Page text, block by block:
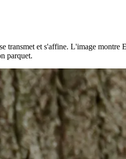
transmet et s'affine. L'image
parquet.